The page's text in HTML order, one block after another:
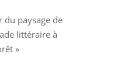
du paysage de
littéraire à
»